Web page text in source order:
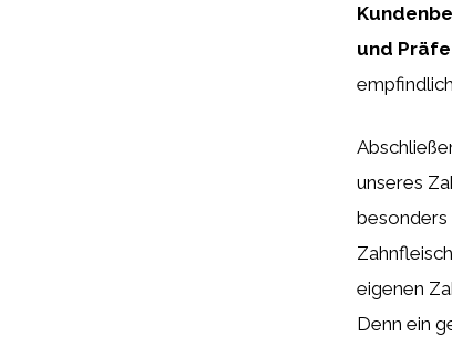
und
unseres
besonders
eigenen
Denn ein